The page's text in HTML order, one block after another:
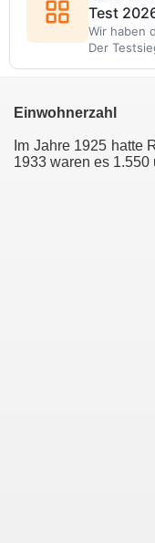
Erlensee entstand
der Gemeinden
Einwohnerzahl
Im Jahre 1925 hatte
1933 waren es 1.550
Test
Wir haben
Der